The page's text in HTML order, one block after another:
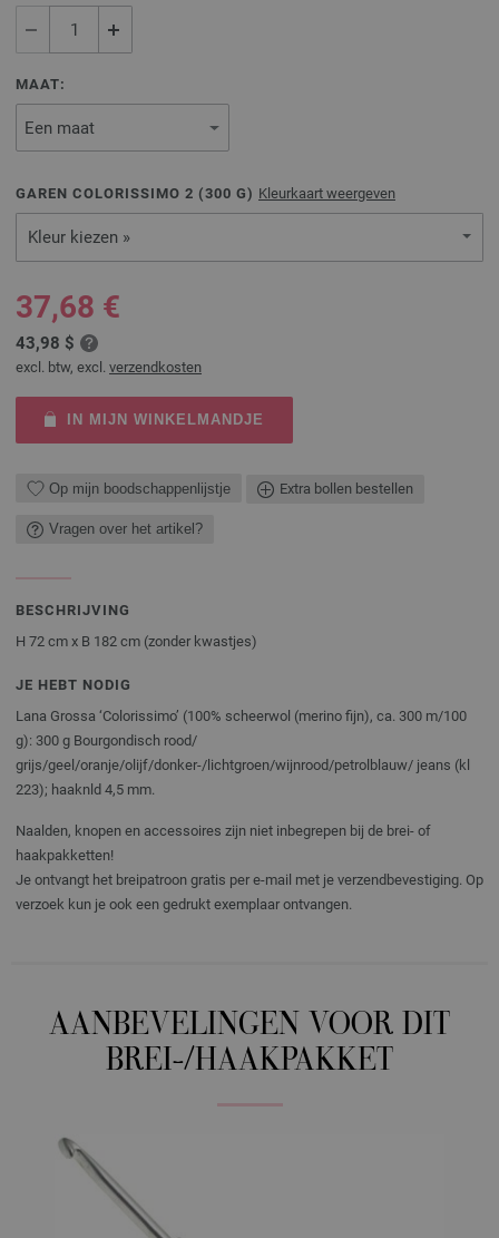
MAAT:
GAREN COLORISSIMO 2 (300 G) Kleurkaart weergeven
Kleur kiezen »
37,68 €
43,98 $
excl. btw, excl. verzendkosten
IN MIJN WINKELMANDJE
Op mijn boodschappenlijstje Extra bollen bestellen
Vragen over het artikel?
BESCHRIJVING
H 72 cm x B 182 cm (zonder kwastjes)
JE HEBT NODIG
Lana Grossa ‘Colorissimo’ (100% scheerwol (merino fijn), ca. 300 m/100
g): 300 g Bourgondisch rood/
grijs/geel/oranje/olijf/donker-/lichtgroen/wijnrood/petrolblauw/ jeans (kl
223); haaknld 4,5 mm.
Naalden, knopen en accessoires zijn niet inbegrepen bij de brei- of
haakpakketten!
Je ontvangt het breipatroon gratis per e-mail met je verzendbevestiging. Op
verzoek kun je ook een gedrukt exemplaar ontvangen.
AANBEVELINGEN VOOR DIT
BREI-/HAAKPAKKET